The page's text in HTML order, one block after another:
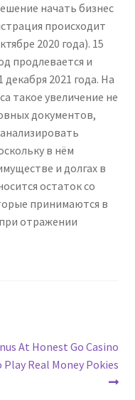
начать бизнес
происходит
2020 года). 15
продлевается и
декабря 2021 года. На
такое увеличение не
документов,
в нём
и долгах в
остаток со
принимаются в
отражении
At Honest Go Casino
Play Real Money Pokies